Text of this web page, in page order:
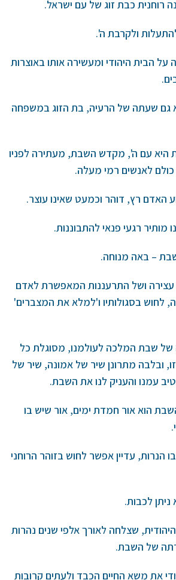
רוחנית כבת זוג של עם ישראל.
ולקרבת ה'.
הבית היהודי ומעשירה אותו באוצרות
גם שעתה של הרעיה, בת הזוג במשפחה
היא עם ה', מקדש השבת, מעתירה לפניו
כולם לאנשים רמי מעלה.
האדם רץ, דוהר וכמעט שאינו עוצר.
מותיר רגעי פנאי להתבוננות.
– באה מנוחה.
ושל התרעננות המאפשרת לאדם
לחוש בסגולותיו ו'למלא את המצברים'
שבת המלכה לעולמנו, מסוגלת כל
ובלבה מתרונן שיר של אמונה, שיר של
עמנו והעניק לנו את השבת.
הוא אור חמדת ימים, אור שיש בו
הנרות, עדיין אפשר לחוש בזוהר הרוחני
לכבות.
שצלחה לאורך אלפי שנים נהרות
של השבת.
את משא החיים הכבד ולעתים קרובות